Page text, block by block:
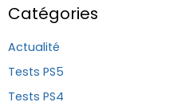
Catégories
Actualité
Tests PS5
Tests PS4